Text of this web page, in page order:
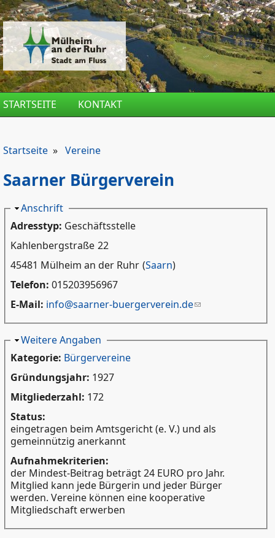
Direkt zum Inhalt
STARTSEITE KONTAKT
Startseite » Vereine
Saarner Bürgerverein
Ausblenden
Anschrift
Adresstyp: Geschäftsstelle
Kahlenbergstraße 22
45481 Mülheim an der Ruhr (Saarn)
Telefon: 015203956967
E-Mail: info@saarner-buergerverein.de
Ausblenden
Weitere Angaben
Kategorie: Bürgervereine
Gründungsjahr: 1927
Mitgliederzahl: 172
Status:
eingetragen beim Amtsgericht (e. V.) und als
gemeinnützig anerkannt
Aufnahmekriterien:
der Mindest-Beitrag beträgt 24 EURO pro Jahr.
Mitglied kann jede Bürgerin und jeder Bürger
werden. Vereine können eine kooperative
Mitgliedschaft erwerben